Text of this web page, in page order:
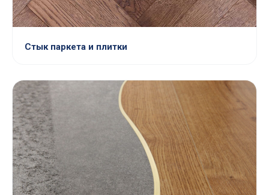
Стык паркета и плитки